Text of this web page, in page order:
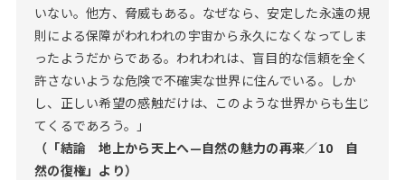
いない。他方、脅威もある。なぜなら、安定した永遠の規
則による保障がわれわれの宇宙から永久になくなってしま
ったようだからである。われわれは、盲目的な信頼を全く
許さないような危険で不確実な世界に住んでいる。しか
し、正しい希望の感触だけは、このような世界からも生じ
てくるであろう。」
（「結論 地上から天上へ—自然の魅力の再来／10 自
然の復権」より）